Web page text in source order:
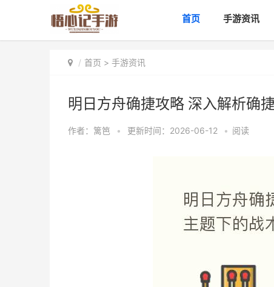
首页 手游资讯
首页 > 手游资讯
明日方舟确捷攻略 深入解析确
作者： 篱笆 • 更新时间：2026-06-12 • 阅读